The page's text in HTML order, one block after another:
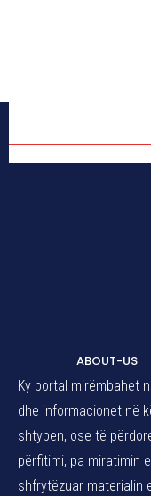
ABOUT-US
Ky portal mirëmbahet
dhe informacionet në
shtypen, ose të
përfitimi, pa miratimin
shfrytëzuar materialin